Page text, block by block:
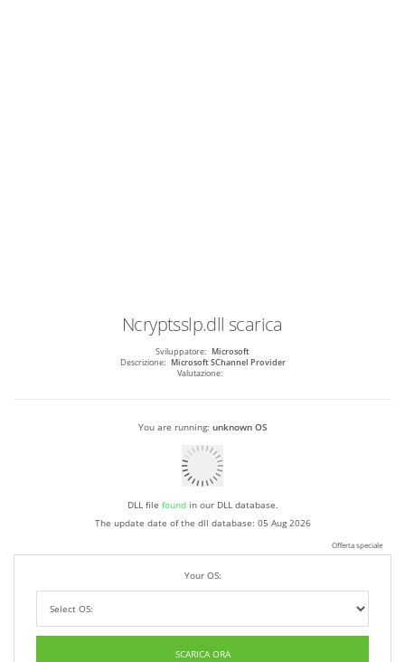
Ncryptsslp.dll scarica
Sviluppatore: Microsoft
Descrizione: Microsoft SChannel Provider
Valutazione:
You are running: unknown OS
DLL file foundin our DLL database.
The update date of the dll database: 05 Aug 2026
Offerta speciale
Your OS:
SCARICA ORA